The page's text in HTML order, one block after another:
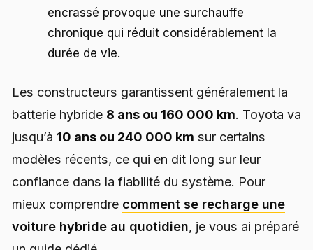
encrassé provoque une surchauffe
chronique qui réduit considérablement la
durée de vie.
Les constructeurs garantissent généralement la
batterie hybride 8 ans ou 160 000 km. Toyota va
jusqu’à 10 ans ou 240 000 km sur certains
modèles récents, ce qui en dit long sur leur
confiance dans la fiabilité du système. Pour
mieux comprendre comment se recharge une
voiture hybride au quotidien, je vous ai préparé